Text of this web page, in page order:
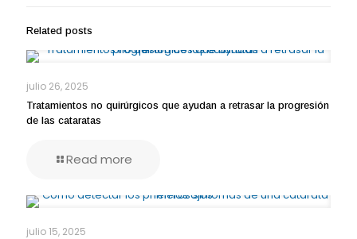
Related posts
julio 26, 2025
Tratamientos no quirúrgicos que ayudan a retrasar la progresión
de las cataratas
Read more
julio 15, 2025